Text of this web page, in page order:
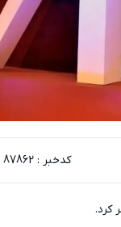
کدخبر : 87862
کرد.